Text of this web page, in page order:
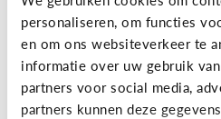
personaliseren, om functies
en om ons websiteverkeer te
informatie over uw gebruik
partners voor social media,
partners kunnen deze